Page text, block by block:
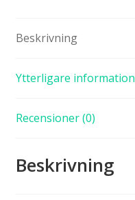
Beskrivning
Ytterligare information
Recensioner (0)
Beskrivning